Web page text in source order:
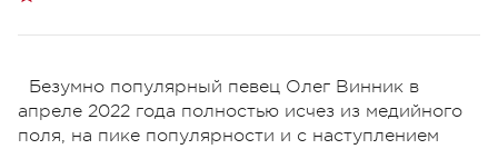
Безумно популярный певец Олег Винник в
апреле 2022 года полностью исчез из медийного
поля, на пике популярности и с наступлением